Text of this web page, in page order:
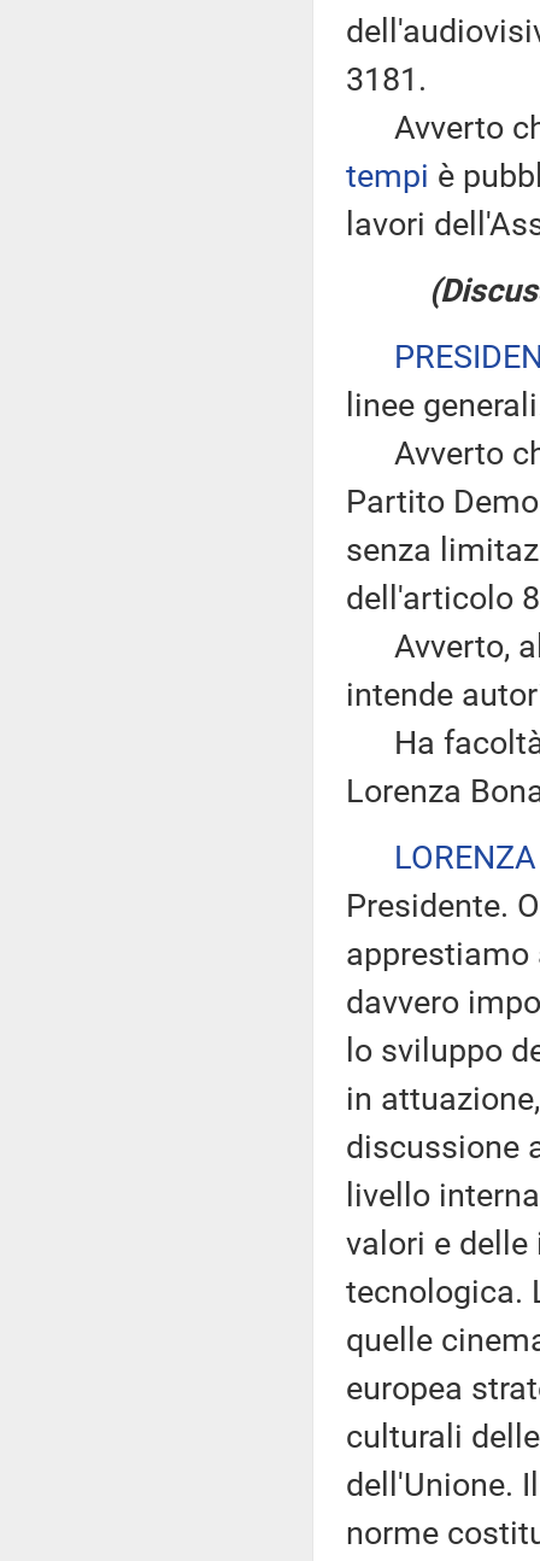
3181.
Avverto
tempi è
lavori
linee
Avverto
Partito
senza
dell'articolo
Avverto,
intende
Ha facoltà
Lorenza
Presidente.
apprestiamo
davvero
lo sviluppo
in
discussione
livello
valori e
tecnologica.
quelle
europea
culturali
dell'Unione.
norme